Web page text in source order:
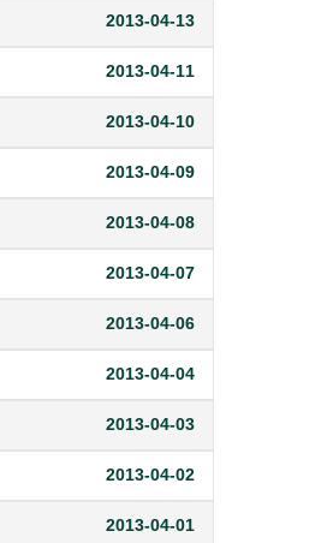
2013-04-13
2013-04-11
2013-04-10
2013-04-09
2013-04-08
2013-04-07
2013-04-06
2013-04-04
2013-04-03
2013-04-02
2013-04-01